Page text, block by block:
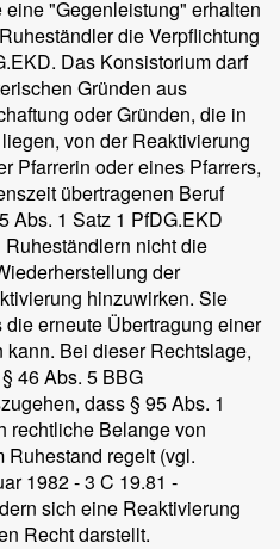
"Gegenleistung" erhalten
die Verpflichtung
Das Konsistorium darf
Gründen aus
oder Gründen, die in
von der Reaktivierung
Pfarrerin oder eines Pfarrers,
übertragenen Beruf
Abs. 1 Satz 1 PfDG.EKD
nicht die
der
hinzuwirken. Sie
erneute Übertragung einer
Bei dieser Rechtslage,
46 Abs. 5 BBG
dass § 95 Abs. 1
rechtliche Belange von
Ruhestand regelt (vgl.
1982 - 3 C 19.81 -
sich eine Reaktivierung
Recht darstellt.